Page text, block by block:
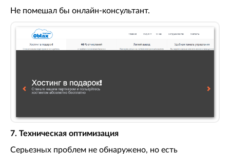
Не помешал бы онлайн-консультант.
7. Техническая оптимизация
Серьезных проблем не обнаружено, но есть